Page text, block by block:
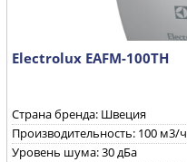
Electrolux EAFM-100ТН
Страна бренда: Швеция
Производительность: 100 м3/ч
Уровень шума: 30 дБа